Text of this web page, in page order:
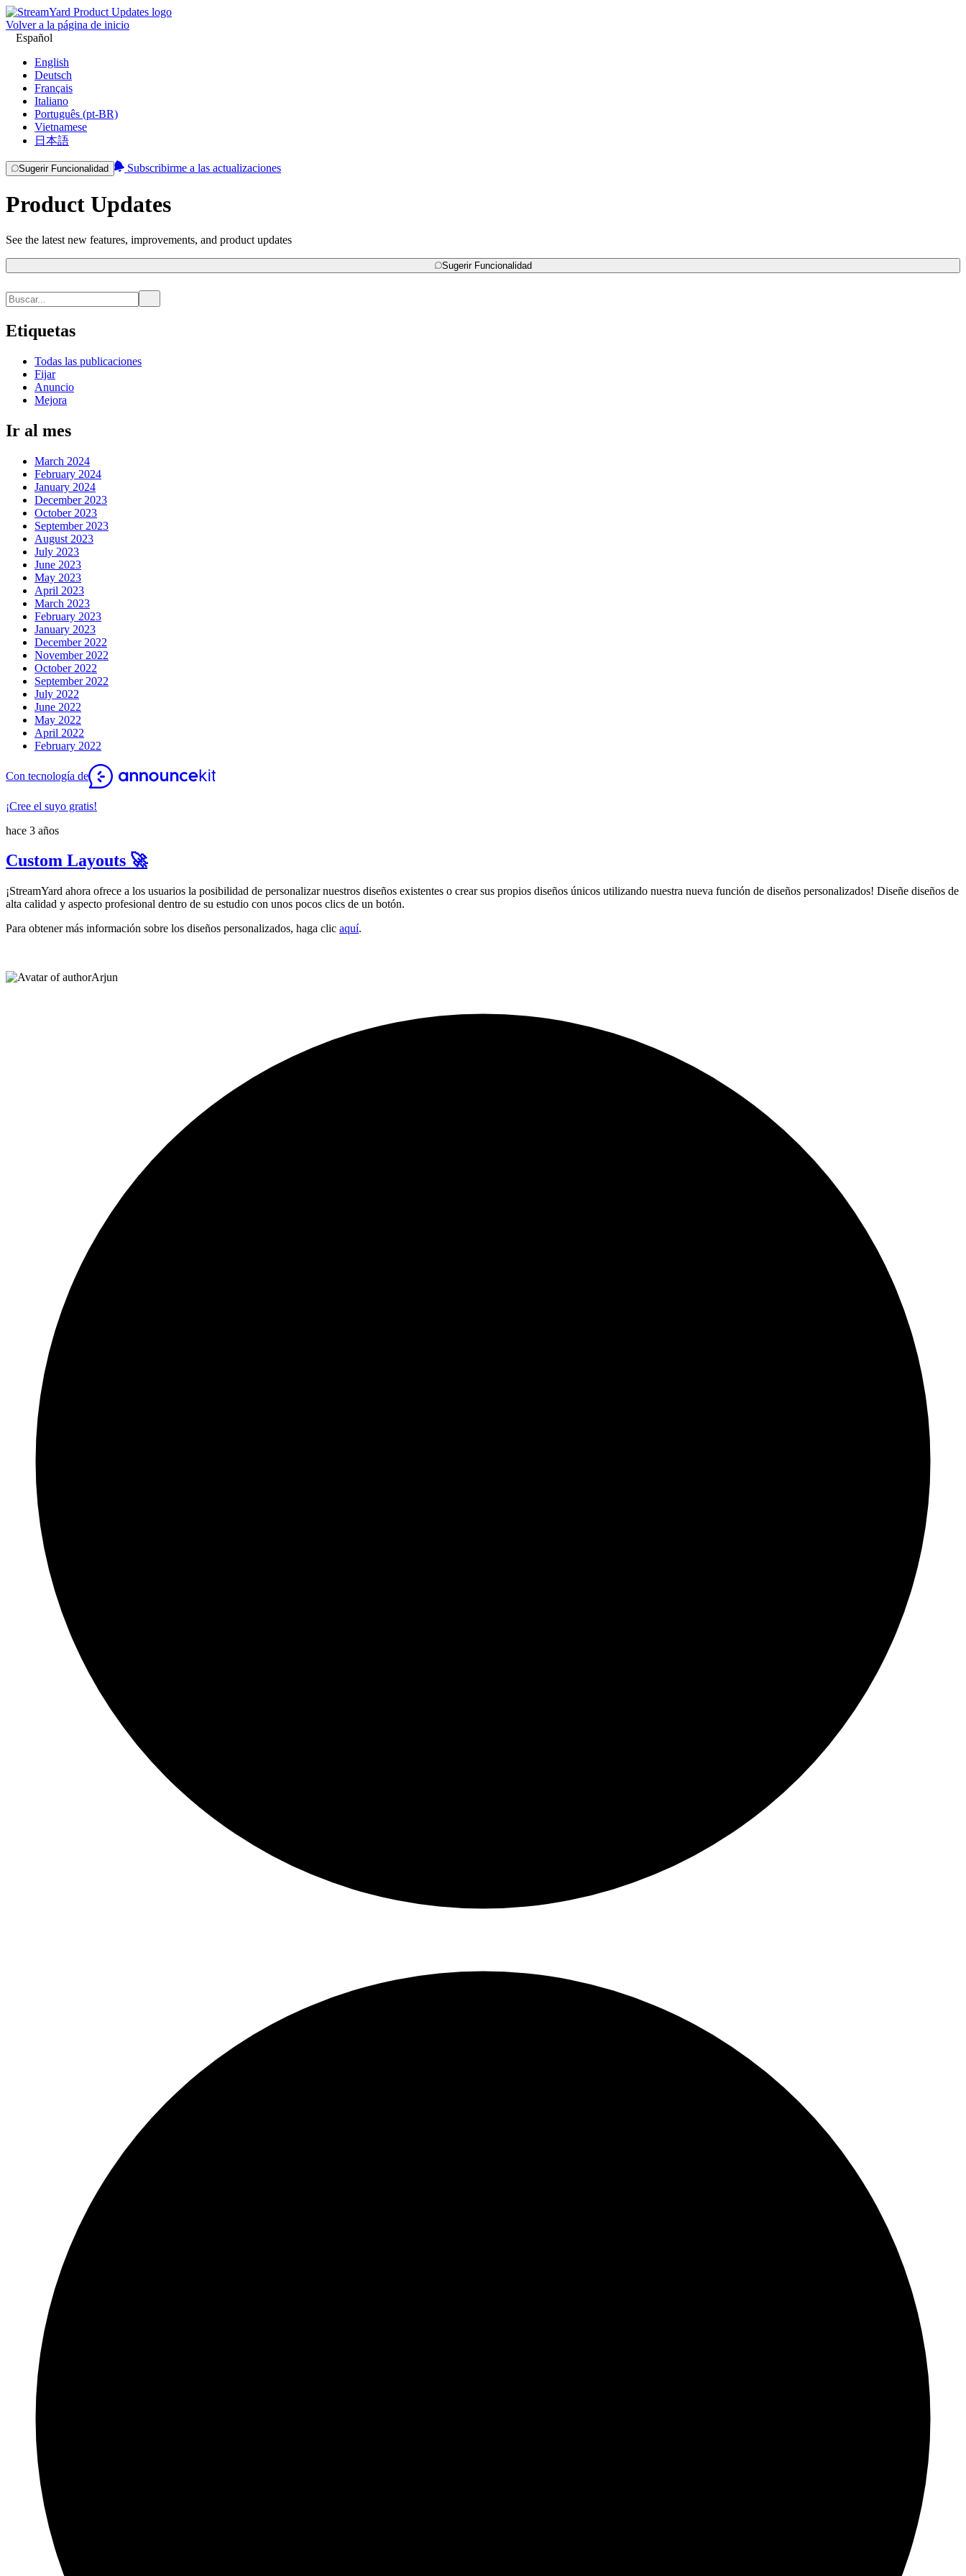
Volver a la página de inicio
Español
English
Deutsch
Français
Italiano
Português (pt-BR)
Vietnamese
日本語
Sugerir Funcionalidad Subscribirme a las actualizaciones
Product Updates
See the latest new features, improvements, and product updates
Sugerir Funcionalidad
Etiquetas
Todas las publicaciones
Fijar
Anuncio
Mejora
Ir al mes
March 2024
February 2024
January 2024
December 2023
October 2023
September 2023
August 2023
July 2023
June 2023
May 2023
April 2023
March 2023
February 2023
January 2023
December 2022
November 2022
October 2022
September 2022
July 2022
June 2022
May 2022
April 2022
February 2022
Con tecnología de
¡Cree el suyo gratis!
hace 3 años
Custom Layouts 🚀
¡StreamYard ahora ofrece a los usuarios la posibilidad de personalizar nuestros diseños existentes o crear sus propios diseños únicos utilizando nuestra nueva función de diseños personalizados! Diseñe diseños de
alta calidad y aspecto profesional dentro de su estudio con unos pocos clics de un botón.
Para obtener más información sobre los diseños personalizados, haga clic aquí.
Arjun